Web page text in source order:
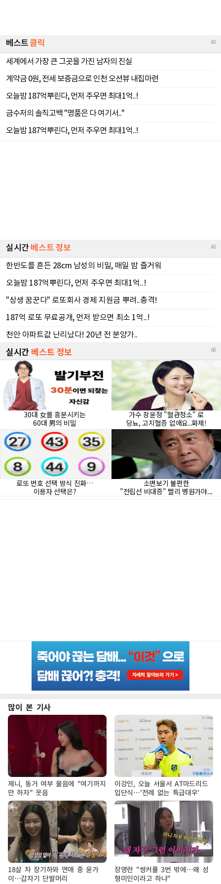
많이 본 기사
제니, 동거 여부 물음에 "여기까지
만 하자" 웃음
이강인, 오늘 서울서 AT마드리드
입단식…'전례 없는 특급대우'
18살 차 장기하와 연애 중 윤가
이…갑자기 단발머리
장영란 "쌍커풀 3번 밖에…왜 성
형미인이라고 하냐"